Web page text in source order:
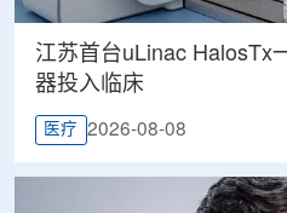
江苏首台uLinac HalosTx
器投入临床
医疗 2026-08-08